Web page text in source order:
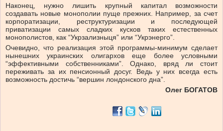
Наконец, нужно лишить крупный капитал возможности
создавать новые монополии пуще прежних. Например, за счет
корпоратизации, реструктуризации и последующей
приватизации самых сладких кусков таких естественных
монополистов, как “Укрзализныця” или “Укрэнерго”.
Очевидно, что реализация этой программы-минимум сделает
нынешних украинских олигархов еще более условными
“эффективными собственниками”. Однако, вряд ли стоит
переживать за их пенсионный досуг. Ведь у них всегда есть
возможность достичь “вершин лондонского дна”.
Олег БОГАТОВ